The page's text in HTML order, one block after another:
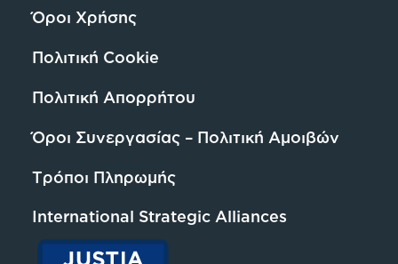
Όροι Χρήσης
Πολιτική Cookie
Πολιτική Απορρήτου
Όροι Συνεργασίας – Πολιτική Αμοιβών
Τρόποι Πληρωμής
International Strategic Alliances